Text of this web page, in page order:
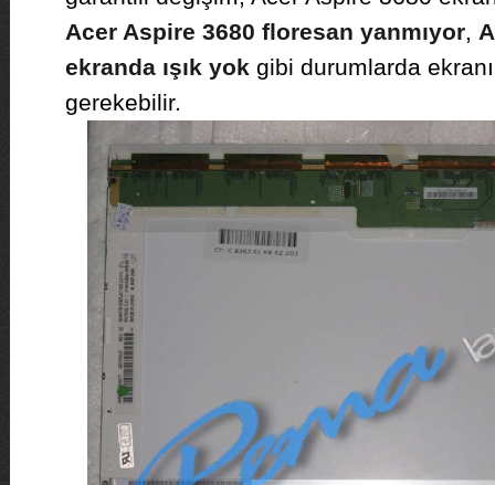
Acer Aspire 3680 floresan yanmıyor,
ekranda ışık yok gibi durumlarda
gerekebilir.